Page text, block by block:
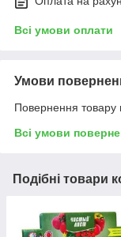
Всі умови оплати
Умови
Повернення товару
Всі умови
Подібні товари